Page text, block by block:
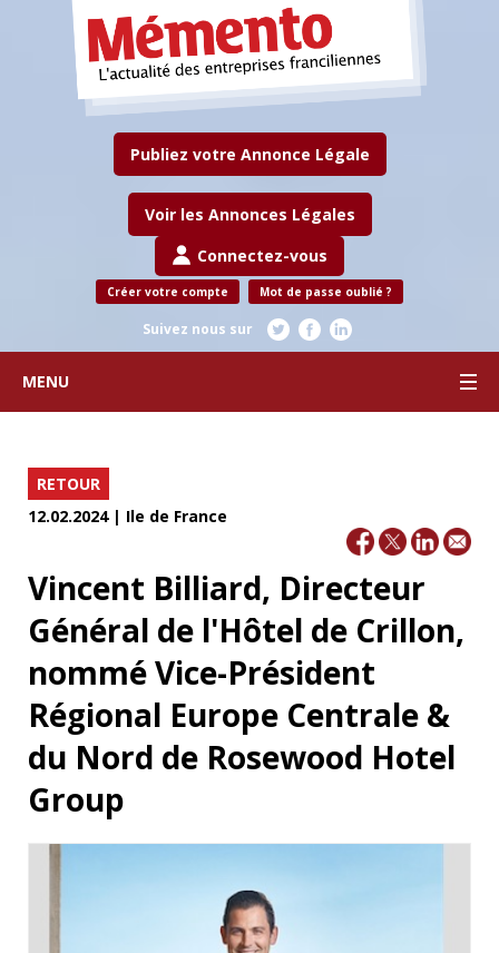
Publiez votre Annonce Légale
Voir les Annonces Légales
Connectez-vous
Créer votre compte Mot de passe oublié ?
Suivez nous sur
MENU
RETOUR
12.02.2024 | Ile de France
Vincent Billiard, Directeur
Général de l'Hôtel de Crillon,
nommé Vice-Président
Régional Europe Centrale &
du Nord de Rosewood Hotel
Group